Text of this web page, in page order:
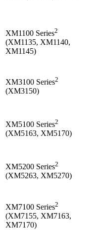
XM1100 Series2
(XM1135, XM1140,
XM1145)
XM3100 Series2
(XM3150)
XM5100 Series2
(XM5163, XM5170)
XM5200 Series2
(XM5263, XM5270)
XM7100 Series2
(XM7155, XM7163,
XM7170)